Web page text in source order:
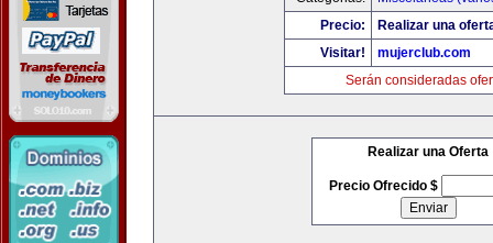
Precio:
Realizar una
Visitar!
mujerclub.com
Serán consideradas
Realizar una Oferta
Precio Ofrecido $